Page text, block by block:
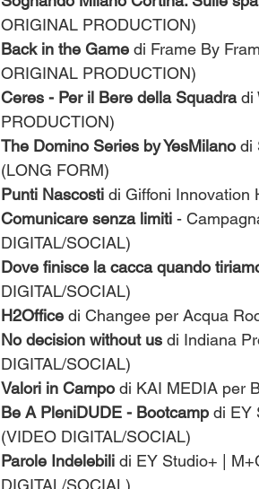
ORIGINAL PRODUCTION)
Back in the Game di Frame By
ORIGINAL PRODUCTION)
Ceres - Per il Bere della Squadra di
PRODUCTION)
The Domino Series by YesMilano di
(LONG FORM)
Punti Nascosti di Giffoni Innovation
Comunicare senza limiti -
DIGITAL/SOCIAL)
Dove finisce la cacca quando
DIGITAL/SOCIAL)
H2Office di Changee per Acqua
No decision without us di Indiana
DIGITAL/SOCIAL)
Valori in Campo di KAI MEDIA per
Be A PleniDUDE - Bootcamp di EY
(VIDEO DIGITAL/SOCIAL)
Parole Indelebili di EY Studio+ |